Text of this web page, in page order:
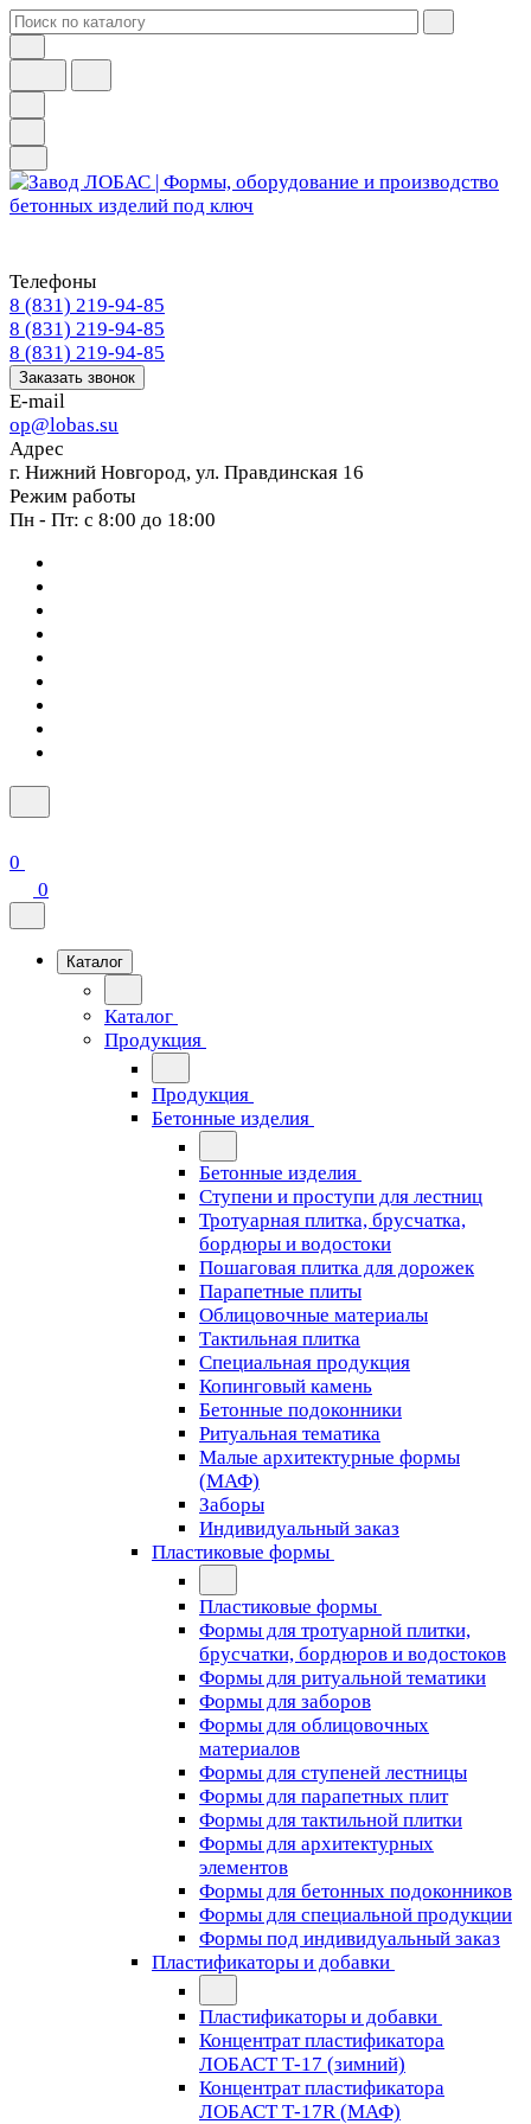
Телефоны
8 (831) 219-94-85
8 (831) 219-94-85
8 (831) 219-94-85
Заказать звонок
E-mail
op@lobas.su
Адрес
г. Нижний Новгород, ул. Правдинская 16
Режим работы
Пн - Пт: с 8:00 до 18:00
0
0
Каталог
Каталог
Продукция
Продукция
Бетонные изделия
Бетонные изделия
Ступени и проступи для лестниц
Тротуарная плитка, брусчатка,
бордюры и водостоки
Пошаговая плитка для дорожек
Парапетные плиты
Облицовочные материалы
Тактильная плитка
Специальная продукция
Копинговый камень
Бетонные подоконники
Ритуальная тематика
Малые архитектурные формы
(МАФ)
Заборы
Индивидуальный заказ
Пластиковые формы
Пластиковые формы
Формы для тротуарной плитки,
брусчатки, бордюров и водостоков
Формы для ритуальной тематики
Формы для заборов
Формы для облицовочных
материалов
Формы для ступеней лестницы
Формы для парапетных плит
Формы для тактильной плитки
Формы для архитектурных
элементов
Формы для бетонных подоконников
Формы для специальной продукции
Формы под индивидуальный заказ
Пластификаторы и добавки
Пластификаторы и добавки
Концентрат пластификатора
ЛОБАСТ Т-17 (зимний)
Концентрат пластификатора
ЛОБАСТ Т-17R (МАФ)